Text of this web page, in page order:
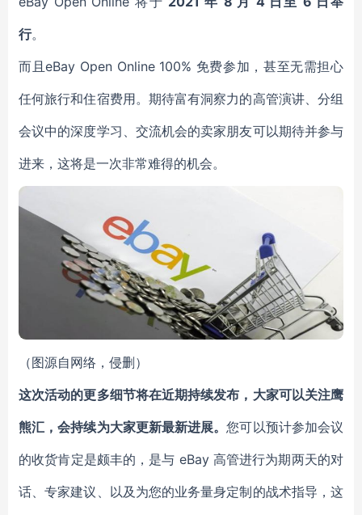
行。
而且eBay Open Online 100% 免费参加，甚至无需担心
任何旅行和住宿费用。期待富有洞察力的高管演讲、分组
会议中的深度学习、交流机会的卖家朋友可以期待并参与
进来，这将是一次非常难得的机会。
（图源自网络，侵删）
这次活动的更多细节将在近期持续发布，大家可以关注鹰
熊汇，会持续为大家更新最新进展。您可以预计参加会议
的收货肯定是颇丰的，是与 eBay 高管进行为期两天的对
话、专家建议、以及为您的业务量身定制的战术指导，这